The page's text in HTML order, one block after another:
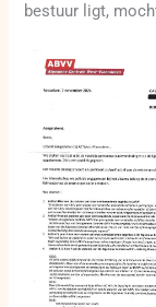
bestuur ligt,